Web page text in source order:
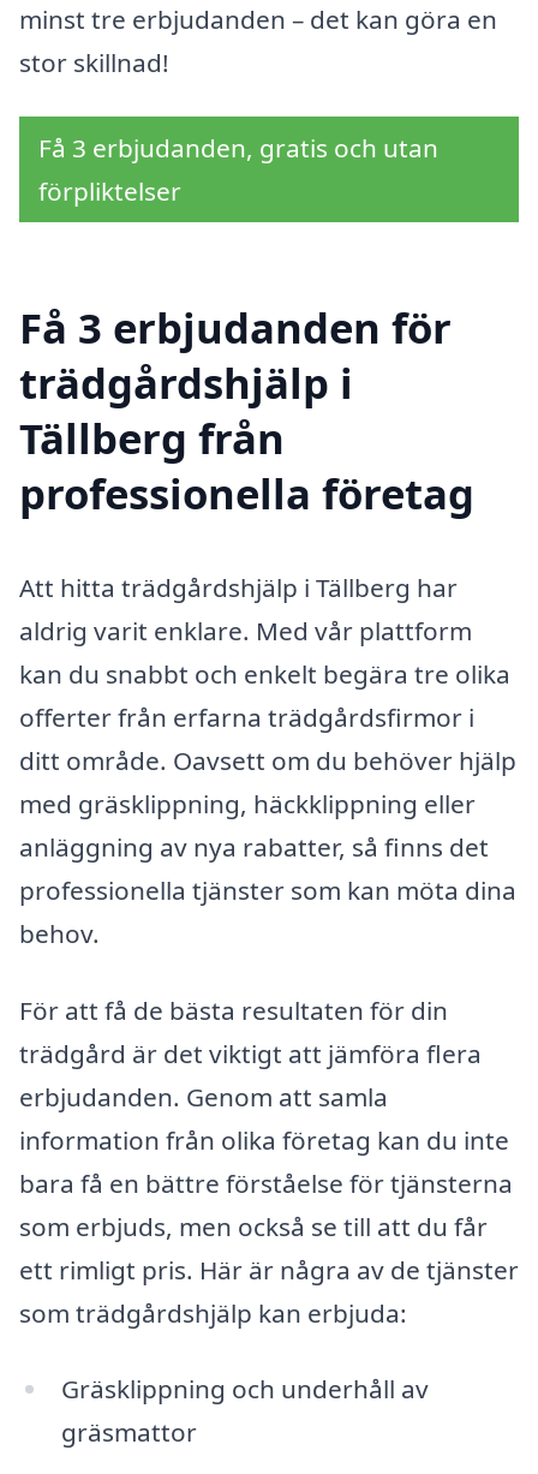
minst tre erbjudanden – det kan göra en
stor skillnad!
Få 3 erbjudanden, gratis och utan
förpliktelser
Få 3 erbjudanden för
trädgårdshjälp i
Tällberg från
professionella företag
Att hitta trädgårdshjälp i Tällberg har
aldrig varit enklare. Med vår plattform
kan du snabbt och enkelt begära tre olika
offerter från erfarna trädgårdsfirmor i
ditt område. Oavsett om du behöver hjälp
med gräsklippning, häckklippning eller
anläggning av nya rabatter, så finns det
professionella tjänster som kan möta dina
behov.
För att få de bästa resultaten för din
trädgård är det viktigt att jämföra flera
erbjudanden. Genom att samla
information från olika företag kan du inte
bara få en bättre förståelse för tjänsterna
som erbjuds, men också se till att du får
ett rimligt pris. Här är några av de tjänster
som trädgårdshjälp kan erbjuda:
Gräsklippning och underhåll av
gräsmattor